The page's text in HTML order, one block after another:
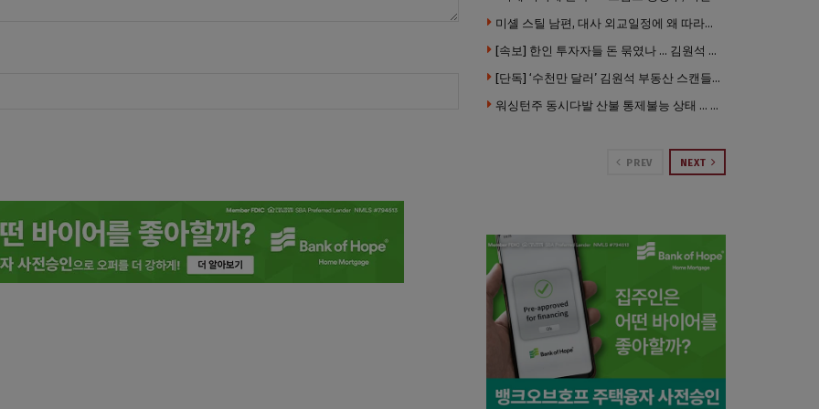
미셸 스틸 남편, 대사 외교일정에 왜 따라갔나 … “매우 이례적”
[속보] 한인 투자자들 돈 묶였나 … 김원석 회사들 챕터7 강제파산·자진파산 잇따라 신청
[단독] ‘수천만 달러’ 김원석 부동산 스캔들 새 국면 … 한인 투자자들 소송 잇따라 ‘디폴트’ 절차
워싱턴주 동시다발 산불 통제불능 상태 … 이재민 수십만명
PREV NEXT